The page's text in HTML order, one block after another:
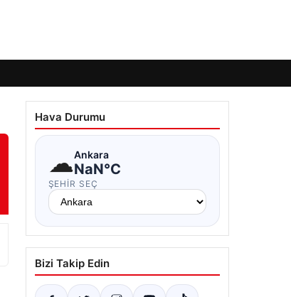
Hava Durumu
☁Ankara
NaN°C
ŞEHIR SEÇ
Bizi Takip Edin